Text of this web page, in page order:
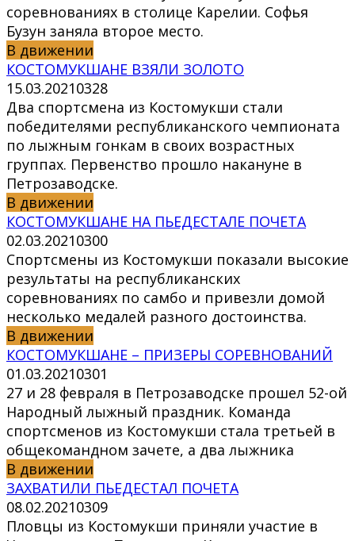
соревнованиях в столице Карелии. Софья
Бузун заняла второе место.
В движении
КОСТОМУКШАНЕ ВЗЯЛИ ЗОЛОТО
15.03.20210328
Два спортсмена из Костомукши стали
победителями республиканского чемпионата
по лыжным гонкам в своих возрастных
группах. Первенство прошло накануне в
Петрозаводске.
В движении
КОСТОМУКШАНЕ НА ПЬЕДЕСТАЛЕ ПОЧЕТА
02.03.20210300
Спортсмены из Костомукши показали высокие
результаты на республиканских
соревнованиях по самбо и привезли домой
несколько медалей разного достоинства.
В движении
КОСТОМУКШАНЕ – ПРИЗЕРЫ СОРЕВНОВАНИЙ
01.03.20210301
27 и 28 февраля в Петрозаводске прошел 52-ой
Народный лыжный праздник. Команда
спортсменов из Костомукши стала третьей в
общекомандном зачете, а два лыжника
В движении
ЗАХВАТИЛИ ПЬЕДЕСТАЛ ПОЧЕТА
08.02.20210309
Пловцы из Костомукши приняли участие в